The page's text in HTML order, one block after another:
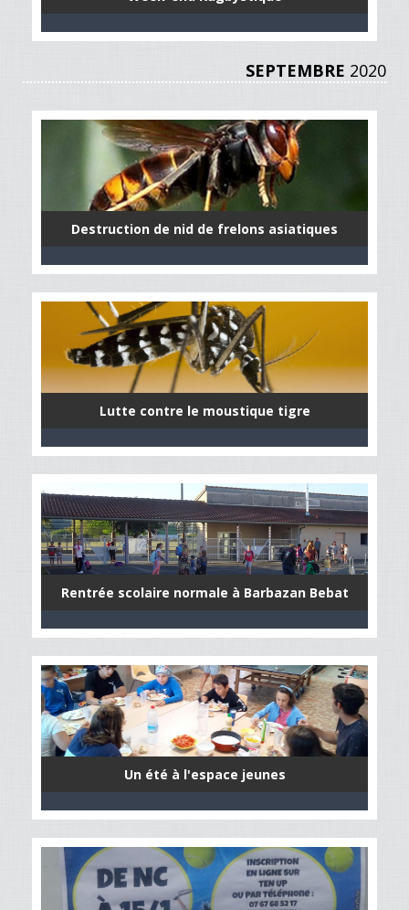
SEPTEMBRE 2020
Destruction de nid de frelons asiatiques
Lutte contre le moustique tigre
Rentrée scolaire normale à Barbazan Bebat
Un été à l'espace jeunes